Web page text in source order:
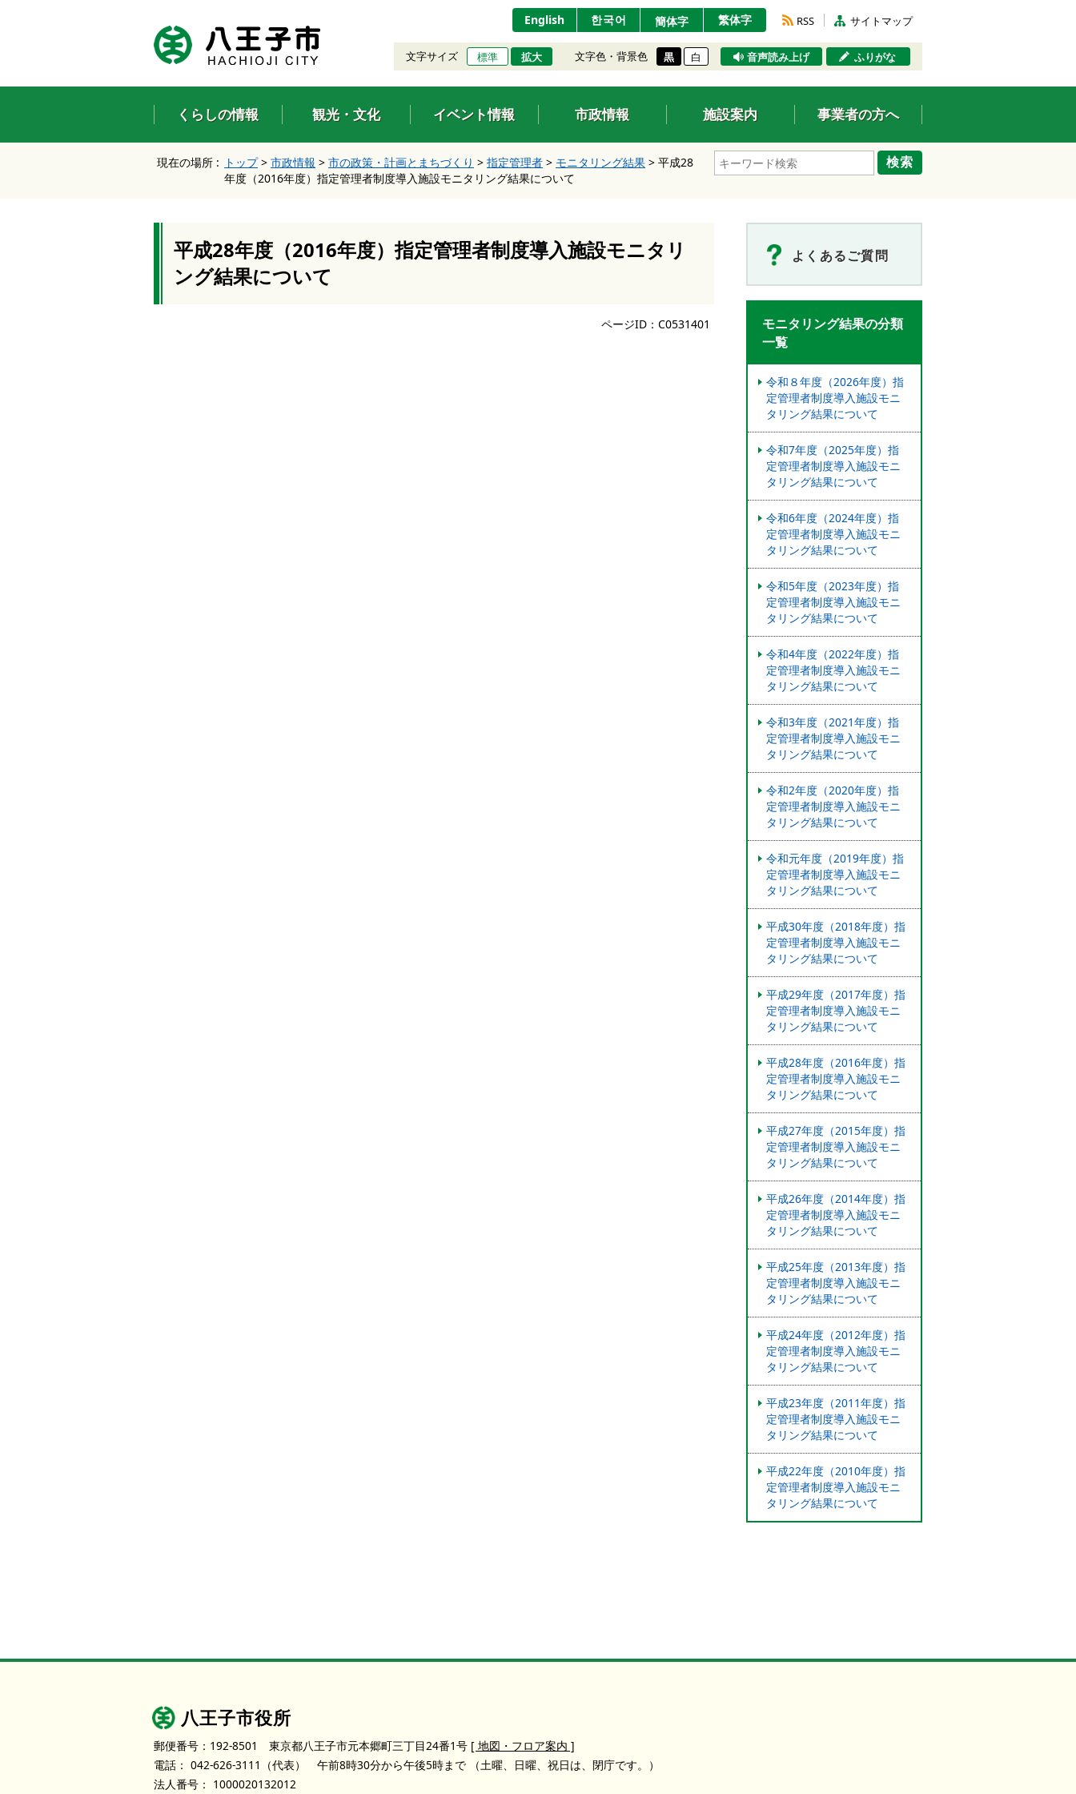
ン
タ
ー
キ
ナ
ビ
ョ
ッ
English 한국어 簡体字 繁体字 RSS サイトマップ
文字サイズ 標準 拡大 文字色・背景色 黒 白 音声読み上げ ふりがな
くらしの情報 観光・文化 イベント情報 市政情報 施設案内 事業者の方へ
検索
現在の場所 : トップ> 市政情報 > 市の政策・計画とまちづくり > 指定管理者 > モニタリング結果 > 平成28
年度（2016年度）指定管理者制度導入施設モニタリング結果について
平成28年度（2016年度）指定管理者制度導入施設モニタリ
ング結果について
ページID：C0531401
よくあるご質問
モニタリング結果の分類
一覧
令和８年度（2026年度）指
定管理者制度導入施設モニ
タリング結果について
令和7年度（2025年度）指
定管理者制度導入施設モニ
タリング結果について
令和6年度（2024年度）指
定管理者制度導入施設モニ
タリング結果について
令和5年度（2023年度）指
定管理者制度導⼊施設モニ
タリング結果について
令和4年度（2022年度）指
定管理者制度導入施設モニ
タリング結果について
令和3年度（2021年度）指
定管理者制度導入施設モニ
タリング結果について
令和2年度（2020年度）指
定管理者制度導入施設モニ
タリング結果について
令和元年度（2019年度）指
定管理者制度導入施設モニ
タリング結果について
平成30年度（2018年度）指
定管理者制度導入施設モニ
タリング結果について
平成29年度（2017年度）指
定管理者制度導入施設モニ
タリング結果について
平成28年度（2016年度）指
定管理者制度導入施設モニ
タリング結果について
平成27年度（2015年度）指
定管理者制度導入施設モニ
タリング結果について
平成26年度（2014年度）指
定管理者制度導入施設モニ
タリング結果について
平成25年度（2013年度）指
定管理者制度導入施設モニ
タリング結果について
平成24年度（2012年度）指
定管理者制度導入施設モニ
タリング結果について
平成23年度（2011年度）指
定管理者制度導入施設モニ
タリング結果について
平成22年度（2010年度）指
定管理者制度導入施設モニ
タリング結果について
八王子市役所
郵便番号：192-8501 東京都八王子市元本郷町三丁目24番1号 [ 地図・フロア案内 ]
電話： 042-626-3111 （代表） 午前8時30分から午後5時まで
（土曜、日曜、祝日は、閉庁です。）
法人番号： 1000020132012